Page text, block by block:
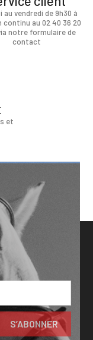
au vendredi de 9h30 à
continu au 02 40 36 20
notre formulaire de
contact
et